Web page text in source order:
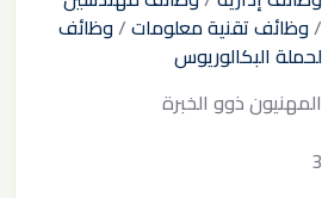
/وظائف تقنية معلومات/وظائف
لحملة البكالوريوس
المهنيون ذوو الخبرة
3